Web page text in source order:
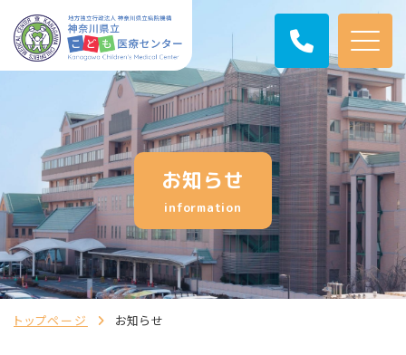
お知らせ
information
トップページ お知らせ